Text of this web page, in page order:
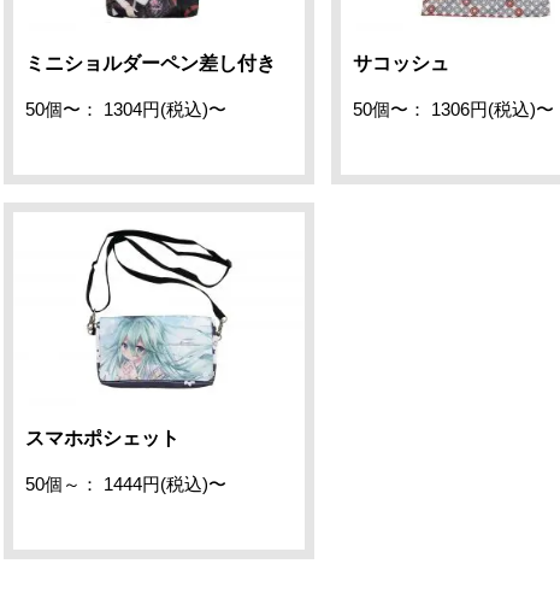
ミニショルダーペン差し付き
50個〜： 1304円(税込)〜
サコッシュ
50個〜： 1306円(税込)〜
スマホポシェット
50個～： 1444円(税込)〜